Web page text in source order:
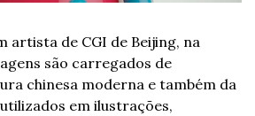
artista de CGI de Beijing, na
são carregados de
chinesa moderna e também da
em ilustrações,